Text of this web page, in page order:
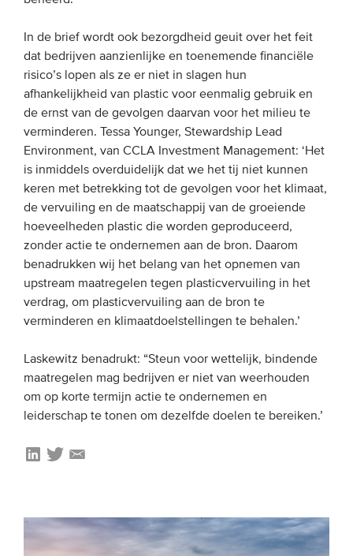
In de brief wordt ook bezorgdheid geuit over het feit
dat bedrijven aanzienlijke en toenemende financiële
risico’s lopen als ze er niet in slagen hun
afhankelijkheid van plastic voor eenmalig gebruik en
de ernst van de gevolgen daarvan voor het milieu te
verminderen. Tessa Younger, Stewardship Lead
Environment, van CCLA Investment Management: ‘Het
is inmiddels overduidelijk dat we het tij niet kunnen
keren met betrekking tot de gevolgen voor het klimaat,
de vervuiling en de maatschappij van de groeiende
hoeveelheden plastic die worden geproduceerd,
zonder actie te ondernemen aan de bron. Daarom
benadrukken wij het belang van het opnemen van
upstream maatregelen tegen plasticvervuiling in het
verdrag, om plasticvervuiling aan de bron te
verminderen en klimaatdoelstellingen te behalen.’
Laskewitz benadrukt: “Steun voor wettelijk, bindende
maatregelen mag bedrijven er niet van weerhouden
om op korte termijn actie te ondernemen en
leiderschap te tonen om dezelfde doelen te bereiken.’